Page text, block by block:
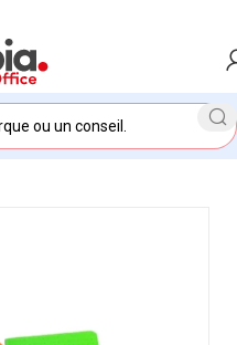
Carnet Piqué Format 9 x 14